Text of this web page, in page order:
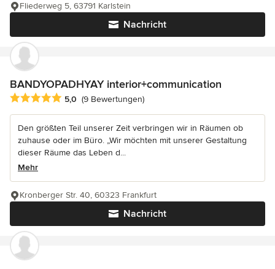
Nachricht
Fliederweg 5, 63791 Karlstein
BANDYOPADHYAY interior+communication
Durchschnittliche Bewertung: 5 von 5 Sternen
5,0 (9 Bewertungen)
Den größten Teil unserer Zeit verbringen wir in Räumen ob
zuhause oder im Büro. „Wir möchten mit unserer Gestaltung
dieser Räume das Leben d...
Mehr
Nachricht
Kronberger Str. 40, 60323 Frankfurt